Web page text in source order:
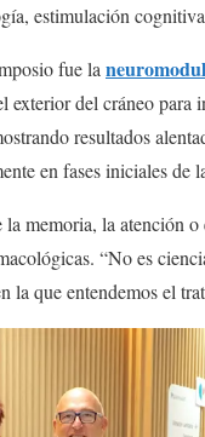
estimulación
fue la
del cráneo
resultados
en fases iniciales de
memoria, la atención
“No es
la que entendemos el